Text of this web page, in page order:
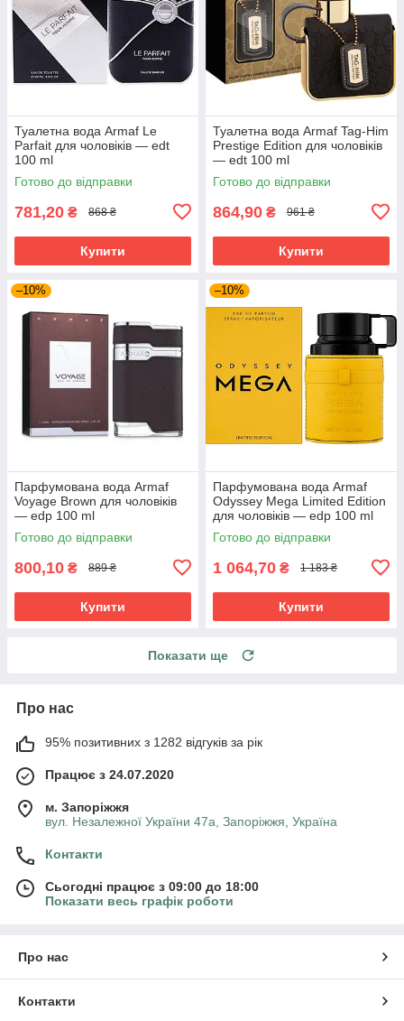
Туалетна вода Armaf Le
Parfait для чоловіків — edt
100 ml
Готово до відправки
781,20 ₴ 868 ₴
Купити
Туалетна вода Armaf Tag-Him
Prestige Edition для чоловіків
— edt 100 ml
Готово до відправки
864,90 ₴ 961 ₴
Купити
–10%
Парфумована вода Armaf
Voyage Brown для чоловіків
— edp 100 ml
Готово до відправки
800,10 ₴ 889 ₴
Купити
–10%
Парфумована вода Armaf
Odyssey Mega Limited Edition
для чоловіків — edp 100 ml
Готово до відправки
1 064,70 ₴ 1 183 ₴
Купити
Показати ще
Про нас
95% позитивних з 1282 відгуків за рік
Працює з 24.07.2020
м. Запоріжжя
вул. Незалежної України 47а, Запоріжжя, Україна
Контакти
Сьогодні працює з 09:00 до 18:00
Показати весь графік роботи
Про нас
Контакти